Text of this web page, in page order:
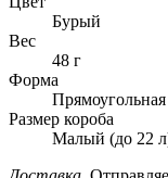
Бурый
Вес
48 г
Форма
Прямоугольная
Размер короба
Малый (до 22